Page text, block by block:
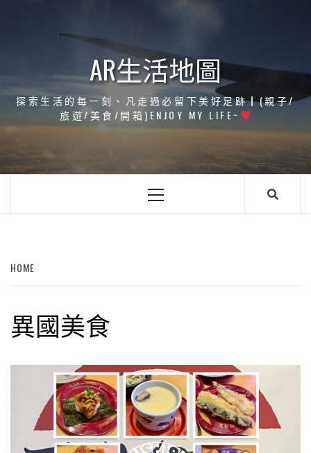
AR生活地圖
探索生活的每一刻、凡走過必留下美好足跡┃(親子/
旅遊/美食/開箱)ENJOY MY LIFE~
Primary
HOME
異國美食